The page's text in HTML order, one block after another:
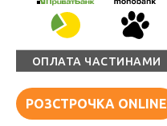
ОПЛАТА ЧАСТИНАМИ
РОЗСТРОЧКА ONLINE